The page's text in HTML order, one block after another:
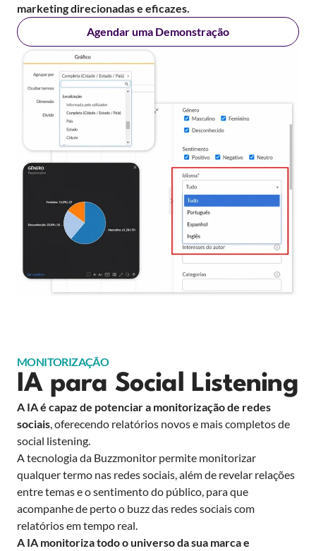
marketing direcionadas e eficazes.
Agendar uma Demonstração
MONITORIZAÇÃO
IA para Social Listening
A IA é capaz de potenciar a monitorização de redes
sociais, oferecendo relatórios novos e mais completos de
social listening.
A tecnologia da Buzzmonitor permite monitorizar
qualquer termo nas redes sociais, além de revelar relações
entre temas e o sentimento do público, para que
acompanhe de perto o buzz das redes sociais com
relatórios em tempo real.
A IA monitoriza todo o universo da sua marca e